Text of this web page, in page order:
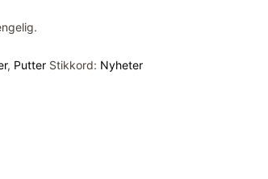
, Putter Stikkord: Nyheter